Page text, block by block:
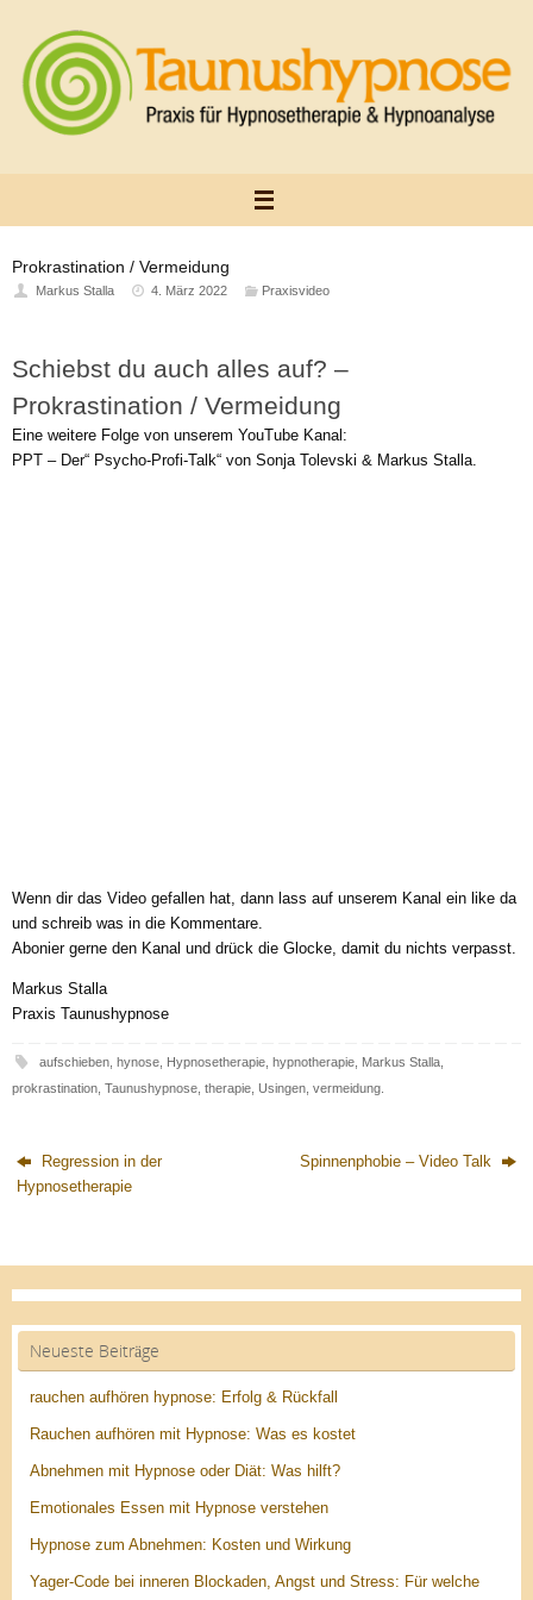
springen
Prokrastination / Vermeidung
Markus Stalla 4. März 2022 Praxisvideo
Schiebst du auch alles auf? –
Prokrastination / Vermeidung
Eine weitere Folge von unserem YouTube Kanal:
PPT – Der“ Psycho-Profi-Talk“ von Sonja Tolevski & Markus Stalla.
Wenn dir das Video gefallen hat, dann lass auf unserem Kanal ein like da
und schreib was in die Kommentare.
Abonier gerne den Kanal und drück die Glocke, damit du nichts verpasst.
Markus Stalla
Praxis Taunushypnose
aufschieben, hynose, Hypnosetherapie, hypnotherapie, Markus Stalla,
prokrastination Taunushypnose therapie Usingen vermeidung
Regression in der
Hypnosetherapie
Spinnenphobie – Video Talk
Neueste Beiträge
rauchen aufhören hypnose: Erfolg & Rückfall
Rauchen aufhören mit Hypnose: Was es kostet
Abnehmen mit Hypnose oder Diät: Was hilft?
Emotionales Essen mit Hypnose verstehen
Hypnose zum Abnehmen: Kosten und Wirkung
Yager-Code bei inneren Blockaden, Angst und Stress: Für welche